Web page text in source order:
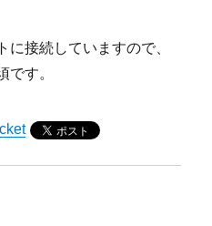
に接続していますので、
です。